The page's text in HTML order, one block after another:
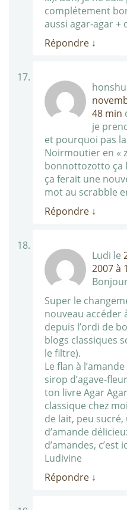
complétement
aussi agar-agar +
Répondre ↓
48 min
je
et pourquoi pas
Noirmoutier en «
bonnottozotto ça
ça ferait une
mot au scrabble
Répondre ↓
Ludi le
2007 à
Super le
nouveau accéder
depuis l’ordi de
blogs classiques
le filtre).
Le flan à
sirop d’agave-
ton livre Agar
classique chez
de lait, peu
d’amande
d’amandes, c’est
Ludivine
Répondre ↓